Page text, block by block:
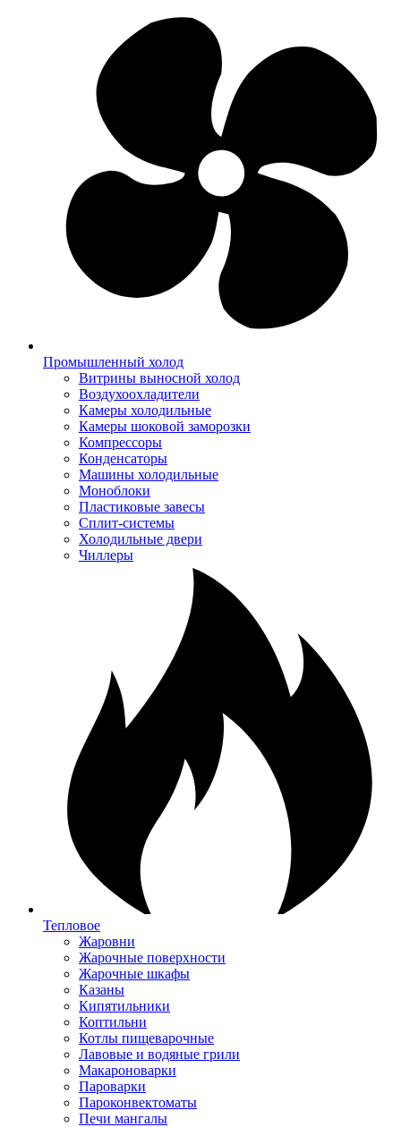
Промышленный холод
Витрины выносной холод
Воздухоохладители
Камеры холодильные
Камеры шоковой заморозки
Компрессоры
Конденсаторы
Машины холодильные
Моноблоки
Пластиковые завесы
Сплит-системы
Холодильные двери
Чиллеры
Тепловое
Жаровни
Жарочные поверхности
Жарочные шкафы
Казаны
Кипятильники
Коптильни
Котлы пищеварочные
Лавовые и водяные грили
Макароноварки
Пароварки
Пароконвектоматы
Печи мангалы